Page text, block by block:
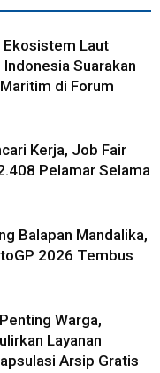
Ekosistem Laut
Suarakan
di Forum
Kerja, Job Fair
Pelamar Selama
Balapan Mandalika,
2026 Tembus
Warga,
Layanan
Arsip Gratis